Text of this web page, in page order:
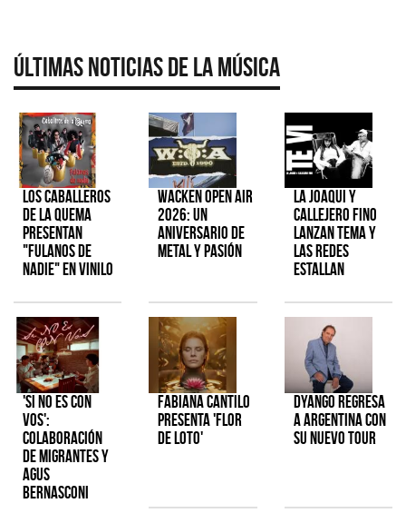
Últimas Noticias de la Música
Los Caballeros
de la Quema
presentan
"Fulanos de
Nadie" en vinilo
Wacken Open Air
2026: Un
aniversario de
metal y pasión
La Joaqui y
Callejero Fino
lanzan tema y
las redes
estallan
'Si No Es Con
Vos':
colaboración
de Migrantes y
Agus
Bernasconi
Fabiana Cantilo
presenta 'Flor
de Loto'
Dyango regresa
a Argentina con
su nuevo tour